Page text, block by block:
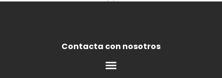
Contacta con nosotros